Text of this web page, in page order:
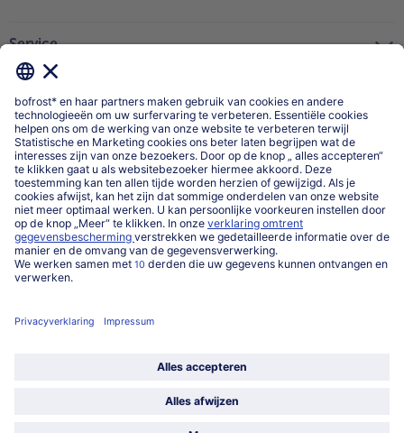
Service
Categorieën
Land / Taal selecteren